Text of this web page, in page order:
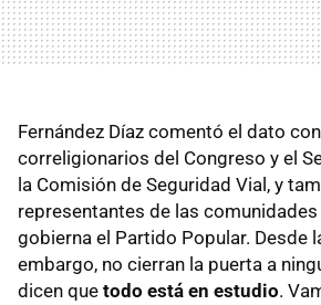
Fernández Díaz comentó el dato
correligionarios del Congreso y el
la Comisión de Seguridad Vial, y
representantes de las
gobierna el Partido Popular. Desde
embargo, no cierran la puerta a
dicen que todo está en estudio.